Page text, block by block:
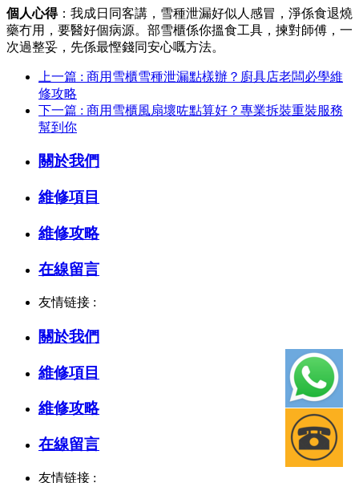
個人心得：我成日同客講，雪種泄漏好似人感冒，淨係食退燒
藥冇用，要醫好個病源。部雪櫃係你搵食工具，揀對師傅，一
次過整妥，先係最慳錢同安心嘅方法。
上一篇 : 商用雪櫃雪種泄漏點樣辦？廚具店老闆必學維
修攻略
下一篇 : 商用雪櫃風扇壞咗點算好？專業拆裝重裝服務
幫到你
關於我們
維修項目
維修攻略
在線留言
友情链接 :
關於我們
維修項目
維修攻略
在線留言
友情链接 :